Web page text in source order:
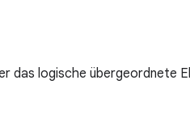
das logische übergeordnete